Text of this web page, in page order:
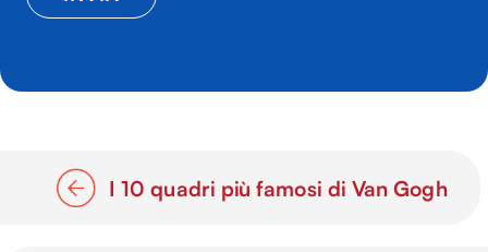
I 10 quadri più famosi di Van Gogh